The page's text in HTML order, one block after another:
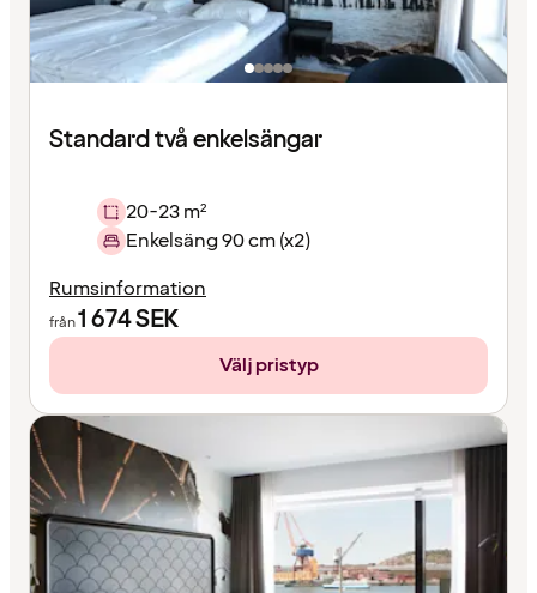
Standard två enkelsängar
20-23 m²
Enkelsäng 90 cm (x2)
Rumsinformation
från1 674SEK
Välj pristyp